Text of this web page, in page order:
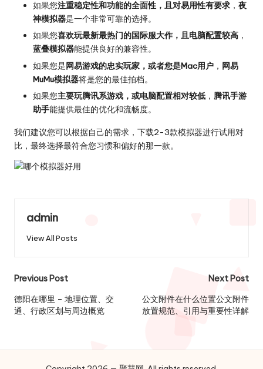
如果您注重稳定性和功能的全面性，且对易用性有要求 ， 夜
神模拟器是一个非常可靠的选择。
如果您喜欢玩最新最热门的国际服大作，且电脑配置较高 ，
蓝叠模拟器能提供良好的兼容性。
如果您是网易游戏的忠实玩家，或者您是Mac用户 ， 网易
MuMu模拟器将是您的最佳拍档。
如果您主要玩腾讯系游戏，或电脑配置相对较低 ， 腾讯手游
助手能提供最佳的优化和流畅度。
我们建议您可以根据自己的需求，下载2-3款模拟器进行试用对
比，最终选择最符合您习惯和偏好的那一款。
admin
View All Posts
Post
navigation
Previous Post
德阳在哪里 – 地理位置、交
通、行政区划与周边概览
Next Post
公文附件在什么位置公文附件
放置规范、引用与重要性详解